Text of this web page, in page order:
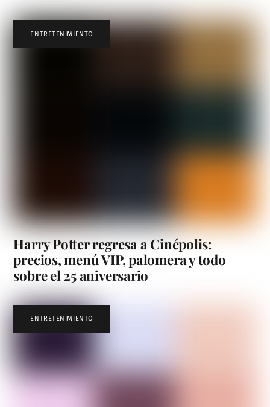
ENTRETENIMIENTO
Harry Potter regresa a Cinépolis:
precios, menú VIP, palomera y todo
sobre el 25 aniversario
ENTRETENIMIENTO